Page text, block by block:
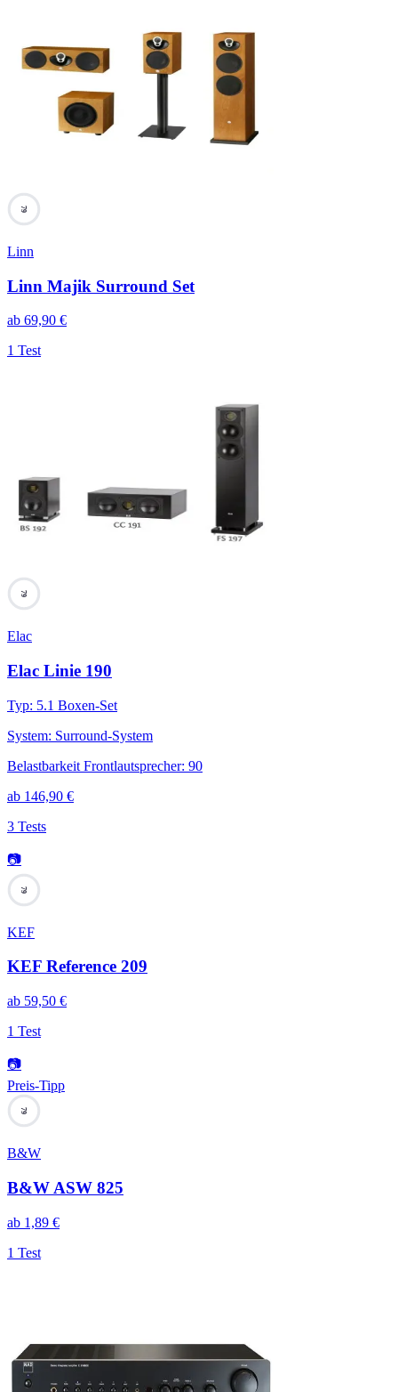
79
Linn
Linn Majik Surround Set
ab 69,90 €
1 Test
79
Elac
Elac Linie 190
Typ: 5.1 Boxen-Set
System: Surround-System
Belastbarkeit Frontlautsprecher: 90
ab 146,90 €
3 Tests
📷
79
KEF
KEF Reference 209
ab 59,50 €
1 Test
📷
Preis-Tipp
79
B&W
B&W ASW 825
ab 1,89 €
1 Test